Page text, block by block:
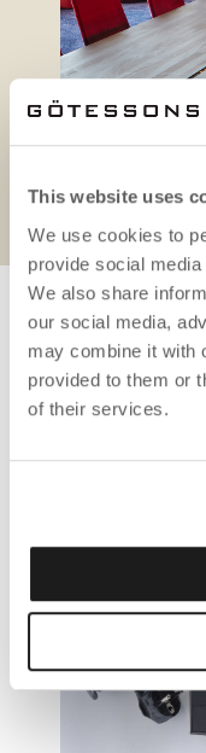
This website uses
We use cookies to
provide social
We also share
our social media,
may combine it with
provided to them or
of their services.
Produktblatt